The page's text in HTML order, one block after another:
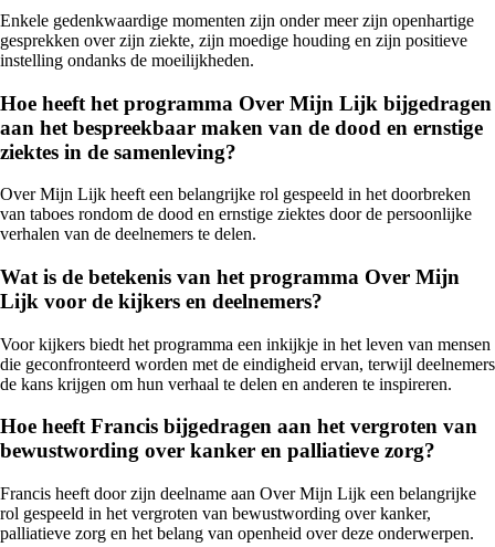
Enkele gedenkwaardige momenten zijn onder meer zijn openhartige
gesprekken over zijn ziekte, zijn moedige houding en zijn positieve
instelling ondanks de moeilijkheden.
Hoe heeft het programma Over Mijn Lijk bijgedragen
aan het bespreekbaar maken van de dood en ernstige
ziektes in de samenleving?
Over Mijn Lijk heeft een belangrijke rol gespeeld in het doorbreken
van taboes rondom de dood en ernstige ziektes door de persoonlijke
verhalen van de deelnemers te delen.
Wat is de betekenis van het programma Over Mijn
Lijk voor de kijkers en deelnemers?
Voor kijkers biedt het programma een inkijkje in het leven van mensen
die geconfronteerd worden met de eindigheid ervan, terwijl deelnemers
de kans krijgen om hun verhaal te delen en anderen te inspireren.
Hoe heeft Francis bijgedragen aan het vergroten van
bewustwording over kanker en palliatieve zorg?
Francis heeft door zijn deelname aan Over Mijn Lijk een belangrijke
rol gespeeld in het vergroten van bewustwording over kanker,
palliatieve zorg en het belang van openheid over deze onderwerpen.